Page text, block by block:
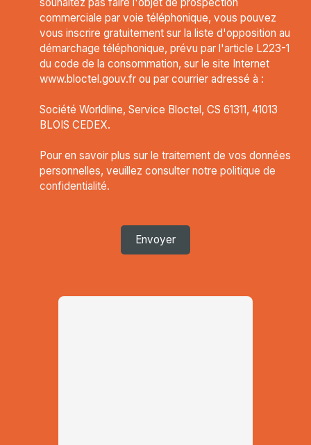
commerciale par voie téléphonique, vous pouvez
vous inscrire gratuitement sur la liste d'opposition au
démarchage téléphonique, prévu par l'article L223-1
du code de la consommation, sur le site Internet
www.bloctel.gouv.fr ou par courrier adressé à :
Société Worldline, Service Bloctel, CS 61311, 41013
BLOIS CEDEX.
Pour en savoir plus sur le traitement de vos données
personnelles, veuillez consulter notre politique de
confidentialité.
Envoyer